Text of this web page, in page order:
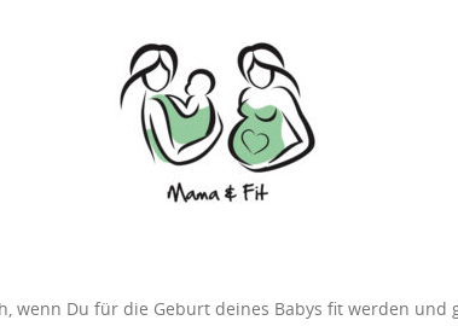
wenn Du für die Geburt deines Babys fit werden und